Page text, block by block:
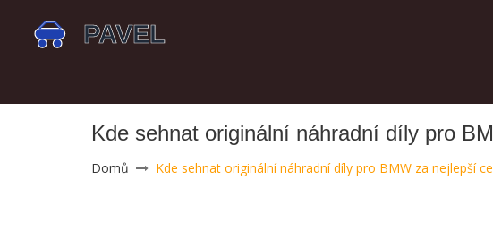
Kde sehnat originální náhradní díly pro
Domů Kde sehnat originální náhradní díly pro BMW za nejlepší